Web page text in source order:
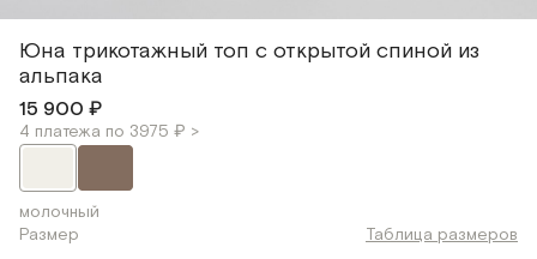
Юна трикотажный топ с открытой спиной из
альпака
15 900 ₽
4 платежа по 3975 ₽ >
молочный
Размер
Таблица размеров